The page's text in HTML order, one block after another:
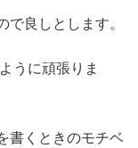
良しとします。
うに頑張りま
書くときのモチベ